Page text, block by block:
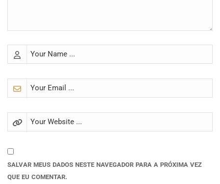
SALVAR MEUS DADOS NESTE NAVEGADOR PARA A PRÓXIMA VEZ
QUE EU COMENTAR.